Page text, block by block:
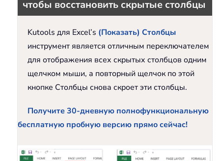
чтобы восстановить скрытые столбцы
Kutools для Excel’s (Показать) Столбцы
инструмент является отличным переключателем
для отображения всех скрытых столбцов одним
щелчком мыши, а повторный щелчок по этой
кнопке Столбцы снова скроет эти столбцы.
Получите 30-дневную полнофункциональную
бесплатную пробную версию прямо сейчас!